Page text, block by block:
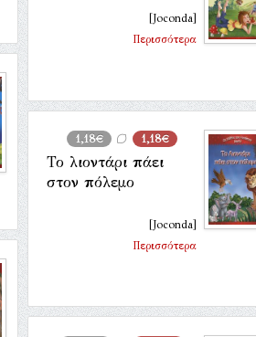
[Joconda]
Περισσότερα
1,18€ 1,18€
Το λιοντάρι πάει
στον πόλεμο
[Joconda]
Περισσότερα